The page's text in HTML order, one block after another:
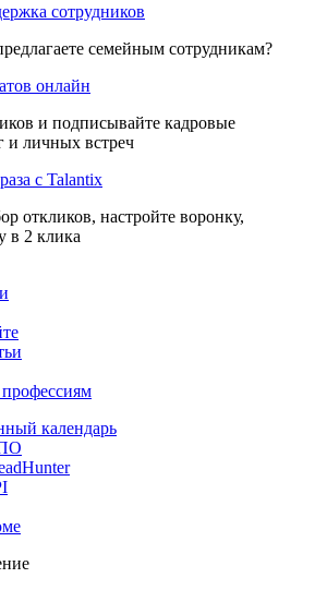
сотрудников
семейным сотрудникам?
онлайн
и подписывайте кадровые
и личных встреч
с Talantix
откликов, настройте воронку,
в 2 клика
календарь